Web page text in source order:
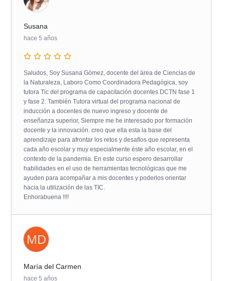
Susana
hace 5 años
Saludos, Soy Susana Gómez, docente del área de Ciencias de
la Naturaleza, Laboro Como Coordinadora Pedagógica, soy
tutora Tic del programa de capacitación docentes DCTN fase 1
y fase 2. También Tutora virtual del programa nacional de
inducción a docentes de nuevo ingreso y docente de
enseñanza superior, Siempre me he interesado por formación
docente y la innovación. creo que ella esta la base del
aprendizaje para afrontar los retos y desafíos que representa
cada año escolar y muy especialmente éste año escolar, en el
contexto de la pandemia. En este curso espero desarrollar
habilidades en el uso de herramientas tecnológicas que me
ayuden para acompañar a mis docentes y poderlos orientar
hacia la utilización de las TIC.
Enhorabuena !!!!
MD
María del Carmen
hace 5 años